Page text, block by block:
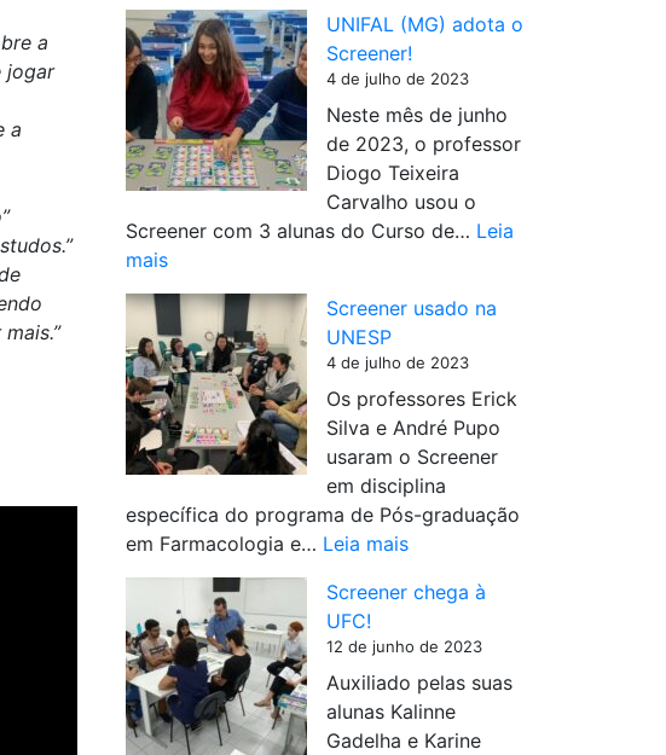
a
jogar
a
s
e
e
n
e
r
P
u
a
d
o
C
g
r
s
s
d
B
T
E
r
e
s
i
d
e
t
e
d
I
U
P
H
A
r
e
c
e
b
e
c
ó
UNIFAL (MG) adota o
Screener!
4 de julho de 2023
Neste mês de junho
de 2023, o professor
Diogo Teixeira
Carvalho usou o
Screener com 3 alunas do Curso de… Leia
mais:
N
I
F
A
L
(
G
)
a
d
o
t
a
o
Screener usado na
UNESP
4 de julho de 2023
Os professores Erick
Silva e André Pupo
usaram o Screener
em disciplina
específica do programa de Pós-graduação
em Farmacologia e… Leia mais:
c
e
e
n
e
Screener chega à
UFC!
12 de junho de 2023
Auxiliado pelas suas
alunas Kalinne
Gadelha e Karine